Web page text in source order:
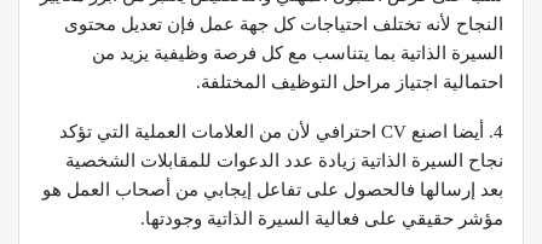
النجاح لأنه تختلف احتياجات كل جهة عمل فإن تعديل محتوى
السيرة الذاتية بما يتناسب مع كل فرصة وظيفية يزيد من
احتمالية اجتياز مراحل التوظيف المختلفة.
4. أيضا اصنع CV احترافي لأن من العلامات العملية التي تؤكد
نجاح السيرة الذاتية زيادة عدد الدعوات للمقابلات الشخصية
بعد إرسالها فالحصول على تفاعل إيجابي من أصحاب العمل هو
مؤشر حقيقي على فعالية السيرة الذاتية وجودتها.